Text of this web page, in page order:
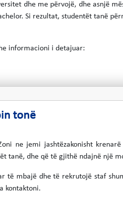
dhe me përvojë, dhe asnjë
Si rezultat, studentët tanë
informacioni i detajuar:
tonë
ne jemi jashtëzakonisht
tanë, dhe që të gjithë ndajnë një
të mbajë dhe të rekrutojë staf
kontaktoni.